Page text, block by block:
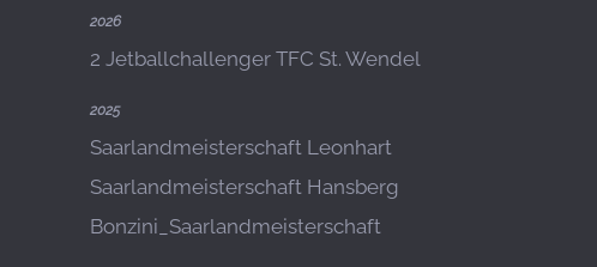
2026
2 Jetballchallenger TFC St. Wendel
2025
Saarlandmeisterschaft Leonhart
Saarlandmeisterschaft Hansberg
Bonzini_Saarlandmeisterschaft